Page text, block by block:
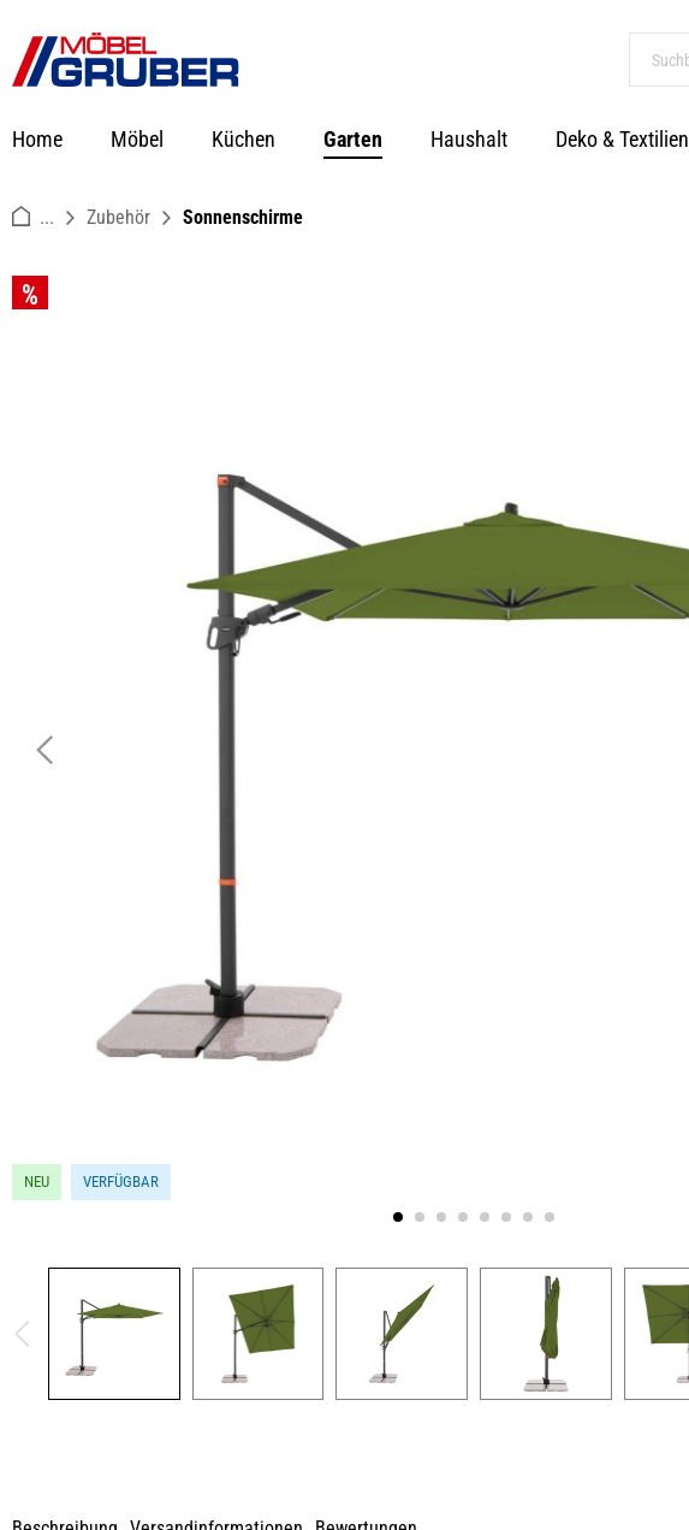
Zur Hauptnavigation springen
Home Möbel Küchen Garten Haushalt Deko & Textilien
... Zubehör Sonnenschirme
Bildergalerie überspringen
NEU VERFÜGBAR